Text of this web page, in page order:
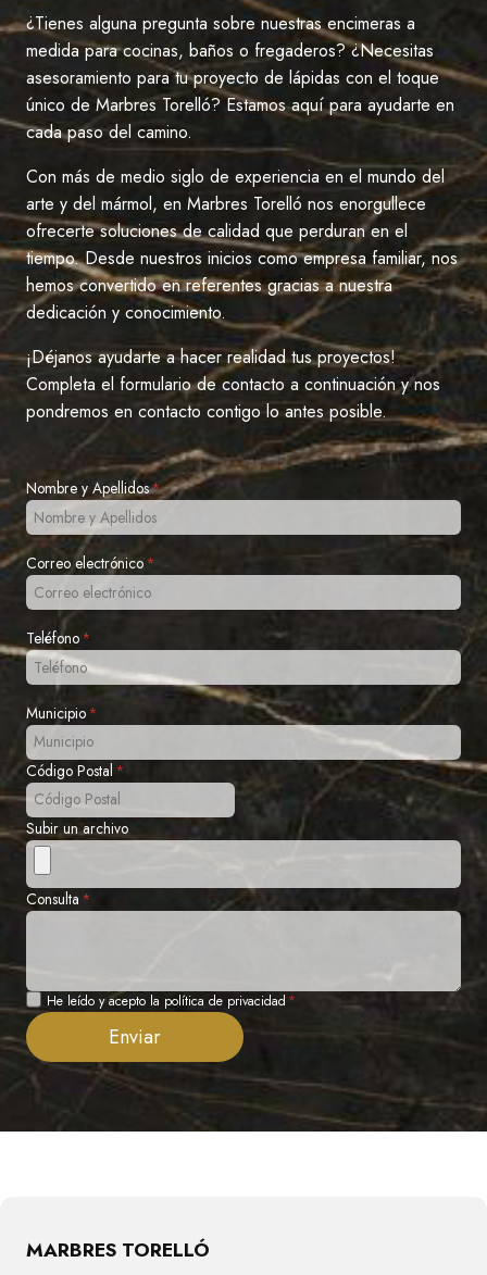
¿Tienes alguna pregunta sobre nuestras encimeras a
medida para cocinas, baños o fregaderos? ¿Necesitas
asesoramiento para tu proyecto de lápidas con el toque
único de Marbres Torelló? Estamos aquí para ayudarte en
cada paso del camino.
Con más de medio siglo de experiencia en el mundo del
arte y del mármol, en Marbres Torelló nos enorgullece
ofrecerte soluciones de calidad que perduran en el
tiempo. Desde nuestros inicios como empresa familiar, nos
hemos convertido en referentes gracias a nuestra
dedicación y conocimiento.
¡Déjanos ayudarte a hacer realidad tus proyectos!
Completa el formulario de contacto a continuación y nos
pondremos en contacto contigo lo antes posible.
Nombre y Apellidos*
Correo electrónico*
Teléfono*
Municipio*
Código Postal *
Subir un archivo
Consulta *
Privacidad
He leído y acepto la política de privacidad *
Enviar
MARBRES TORELLÓ